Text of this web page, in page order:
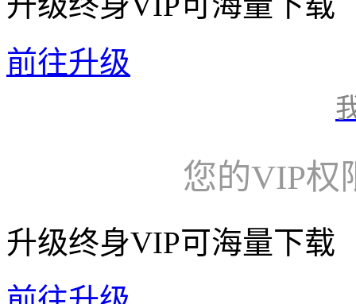
前往升级
您的VIP权
升级终身VIP可海量下载